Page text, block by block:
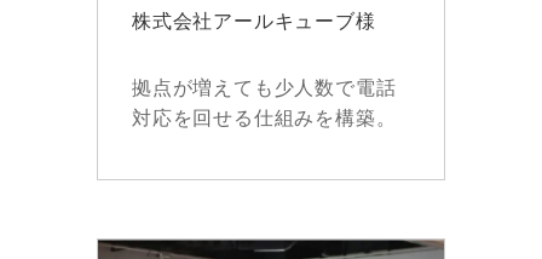
株式会社アールキューブ様
拠点が増えても少人数で電話
対応を回せる仕組みを構築。